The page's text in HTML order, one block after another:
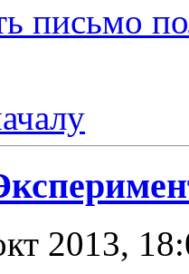
письмо
2013,